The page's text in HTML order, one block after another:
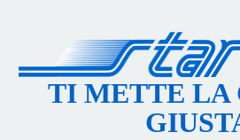
TI METTE LA